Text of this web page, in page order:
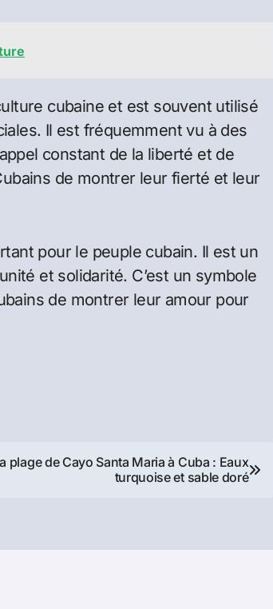
cubaine et est souvent utilisé
Il est fréquemment vu à des
constant de la liberté et de
de montrer leur fierté et leur
pour le peuple cubain. Il est un
et solidarité. C’est un symbole
de montrer leur amour pour
plage de Cayo Santa Maria à Cuba : Eaux
turquoise et sable doré